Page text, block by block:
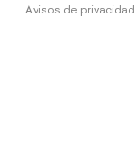
Avisos de privacidad